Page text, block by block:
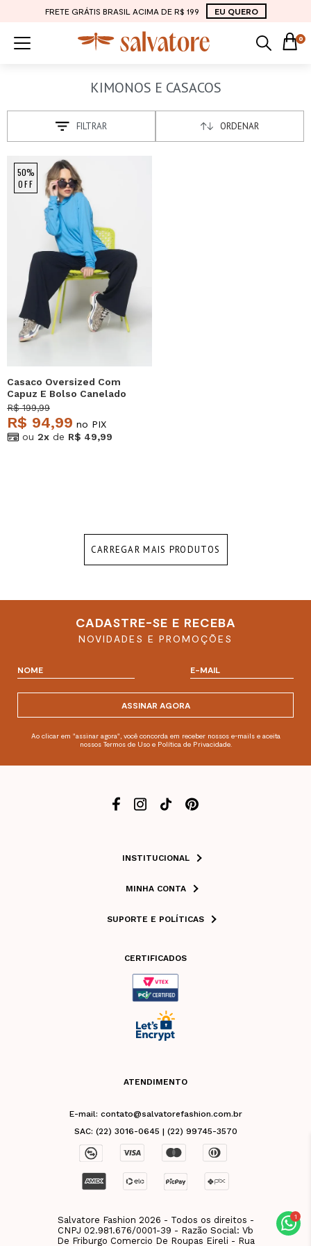
FRETE GRÁTIS BRASIL ACIMA DE R$ 199 EU QUERO
0
KIMONOS E CASACOS
FILTRAR ORDENAR
50%
OFF
Casaco Oversized Com
Capuz E Bolso Canelado
Azul Claro Salvatore
R$ 199,99
R$ 94,99 no PIX
ou 2x de R$ 49,99
CARREGAR MAIS PRODUTOS
CADASTRE-SE E RECEBA
NOVIDADES E PROMOÇÕES
ASSINAR AGORA
Ao clicar em "assinar agora", você concorda em receber nossos e-mails e aceita
nossos Termos de Uso e Política de Privacidade.
INSTITUCIONAL
MINHA CONTA
SUPORTE E POLÍTICAS
CERTIFICADOS
ATENDIMENTO
E-mail: contato@salvatorefashion.com.br
SAC: (22) 3016-0645 | (22) 99745-3570
Salvatore Fashion 2026 - Todos os direitos -
CNPJ 02.981.676/0001-39 - Razão Social: Vb
De Friburgo Comercio De Roupas Eireli - Rua